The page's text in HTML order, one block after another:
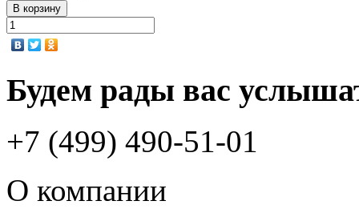
Будем рады вас
+7 (499) 490-51-01
О компании